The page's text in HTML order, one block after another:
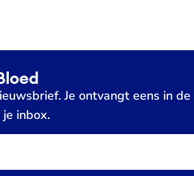
Je ontvangt eens in
inbox.